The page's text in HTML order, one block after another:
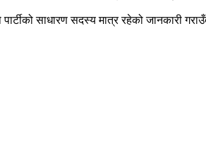
साधारण सदस्य मात्र रहेको जानकारी